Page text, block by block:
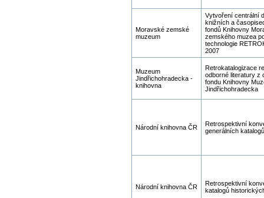
Moravské zemské
muzeum
Vytvoření centrální
knižních a
fondů Knihovny
zemského muzea
technologie
2007
Muzeum
Jindřichohradecka -
knihovna
Retrokatalogizace
odborné literatury z
fondu Knihovny
Jindřichohradecka
Národní knihovna ČR
Retrospektivní
generálních
Národní knihovna ČR
Retrospektivní
katalogů